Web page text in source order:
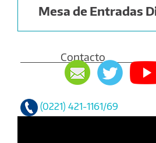
Mesa de Entradas
Contacto
(0221) 421-1161/69